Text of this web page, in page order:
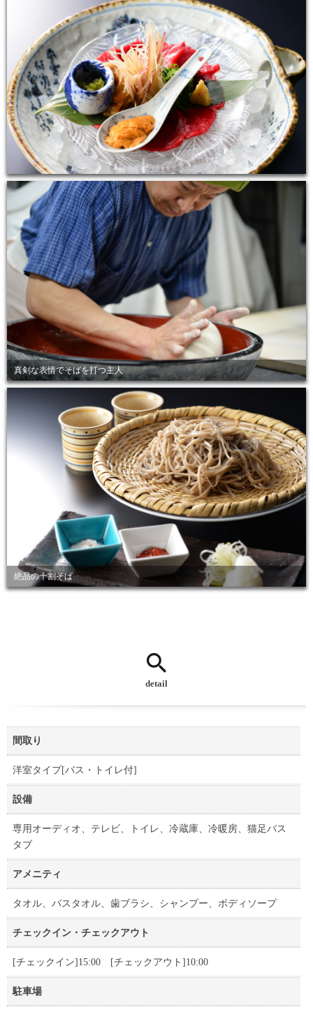
真剣な表情でそばを打つ主人
絶品の十割そば
detail
間取り
洋室タイプ[バス・トイレ付]
設備
専用オーディオ、テレビ、トイレ、冷蔵庫、冷暖房、猫足バス
タブ
アメニティ
タオル、バスタオル、歯ブラシ、シャンプー、ボディソープ
チェックイン・チェックアウト
[チェックイン]15:00 [チェックアウト]10:00
駐車場